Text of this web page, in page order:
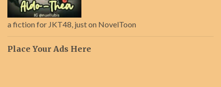
a fiction for JKT48, just on NovelToon
Place Your Ads Here